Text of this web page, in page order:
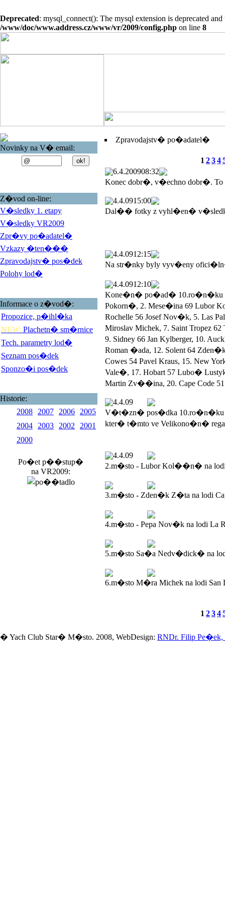
Deprecated: mysql_connect(): The mysql extension is deprecated
/www/doc/www.address.cz/www/vr/2009/config.php on line 8
Novinky na V� email:
Z�vod on-line:
V�sledky 1. etapy
V�sledky VR2009
Zpr�vy po�adatel�
Vzkazy �ten���
Zpravodajstv� pos�dek
Polohy lod�
Informace o z�vod�:
Propozice, p�ihl�ka
NEW: Plachetn� sm�rnice
Tech. parametry lod�
Seznam pos�dek
Sponzo�i pos�dek
Historie:
2008
2007 2006
2005
2004
2003 2002
2001
2000
Po�et p��stup�
na VR2009:
Zpravodajstv� po�adatel�
1 234
6.4.200908:32
Konec dobr�, v�echno dobr�.
4.4.0915:00
Dal�� fotky z vyhl�en�
4.4.0912:15
Na str�nky byly vyv�eny
4.4.0912:10
Kone�n� po�ad� 10.ro�n�ku
Pokorn�, 2. Mese�ina 69 Lubor
Rochelle 56 Josef Nov�k, 5. Las
Miroslav Michek, 7. Saint Tropez
9. Sidney 66 Jan Kylberger, 10.
Roman �ada, 12. Solent 64
Cowes 54 Pavel Kraus, 15. New
Vale�, 17. Hobart 57 Lubo�
Martin Zv��ina, 20. Cape Code 51
4.4.09
V�t�zn� pos�dka 10.ro�n�ku
kter� t�mto ve Velikono�n�
4.4.09
2.m�sto - Lubor Kol��n� na
3.m�sto - Zden�k Z�ta na lodi
4.m�sto - Pepa Nov�k na lodi La
5.m�sto Sa�a Nedv�dick� na
6.m�sto M�ra Michek na lodi San
1 234
� Yach Club Star� M�sto. 2008, WebDesign: RNDr. Filip Pe�ek,